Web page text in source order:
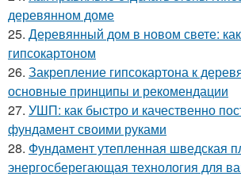
деревянном доме
25. Деревянный дом в новом свете:
гипсокартоном
26. Закрепление гипсокартона к
основные принципы и рекомендации
27. УШП: как быстро и качественно
фундамент своими руками
28. Фундамент утепленная шведская
энергосберегающая технология для